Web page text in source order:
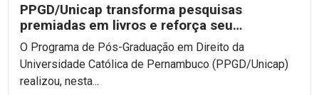
PPGD/Unicap transforma pesquisas
premiadas em livros e reforça seu
protagonismo acadêmico nacional
O Programa de Pós-Graduação em Direito da
Universidade Católica de Pernambuco (PPGD/Unicap)
realizou, nesta...